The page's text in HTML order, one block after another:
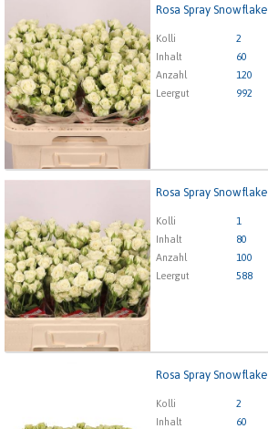
Rosa Spray Snowflake
Kolli 2
Inhalt
60
Anzahl
120
Leergut
992
Rosa Spray Snowflake
x
1 2 3 4
Rosa Spray Snowflake
Kolli 1
Inhalt
80
Anzahl
100
Leergut
588
Rosa Spray Snowflake
x
1 2 3 4
Rosa Spray Snowflake
Kolli 2
Inhalt
60
Rosa Spray Snowflake